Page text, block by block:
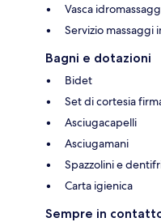
Vasca
Servizio massaggi
Bagni e dotazioni
Bidet
Set di cortesia
Asciugacapelli
Asciugamani
Spazzolini e
Carta igienica
Sempre in